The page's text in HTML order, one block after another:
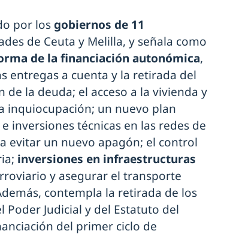
por los gobiernos de 11
de Ceuta y Melilla, y señala como
de la financiación autonómica,
entregas a cuenta y la retirada del
la deuda; el acceso a la vivienda y
inquiocupación; un nuevo plan
inversiones técnicas en las redes de
evitar un nuevo apagón; el control
inversiones en infraestructuras
y asegurar el transporte
contempla la retirada de los
Judicial y del Estatuto del
del primer ciclo de